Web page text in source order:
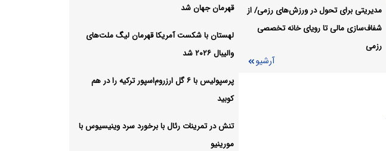
شد
رامین رضاییان سکوتش را شکست/
پاسخ تند به اولتیماتوم باشگاه استقلال
آرشیو
مدیریتی برای تحول در ورزش‌های رزمی/ از
شفاف‌سازی مالی تا رویای خانه تخصصی
رزمی
آرشیو
قهرمان جهان شد
لهستان با شکست آمریکا قهرمان لیگ ملت‌های
والیبال ۲۰۲۶ شد
پرسپولیس با ۶ گل ارزروم‌اسپور ترکیه را در هم
کوبید
تنش در تمرینات رئال با برخورد سرد وینیسیوس با
مورینیو